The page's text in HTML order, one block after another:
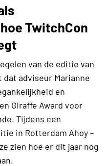
TwitchCon
van de editie van
dat adviseur Marianne
en
Giraffe Award voor
Tijdens een
in Rotterdam Ahoy –
zien hoe er dit jaar nog